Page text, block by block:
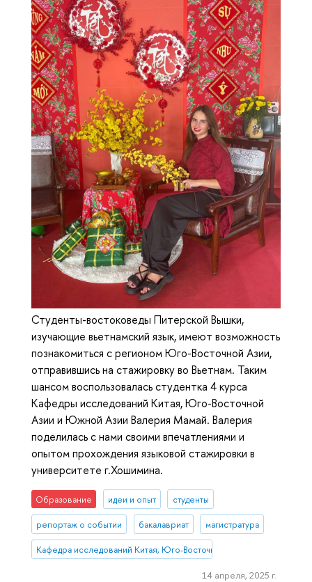
Студенты-востоковеды Питерской Вышки,
изучающие вьетнамский язык, имеют возможность
познакомиться с регионом Юго-Восточной Азии,
отправившись на стажировку во Вьетнам. Таким
шансом воспользовалась студентка 4 курса
Кафедры исследований Китая, Юго-Восточной
Азии и Южной Азии Валерия Мамай. Валерия
поделилась с нами своими впечатлениями и
опытом прохождения языковой стажировки в
университете г.Хошимина.
Образование идеи и опыт студенты
репортаж о событии бакалавриат магистратура
Кафедра исследований Китая, Юго-Восточной и Южной Азии
14 апреля, 2025 г.